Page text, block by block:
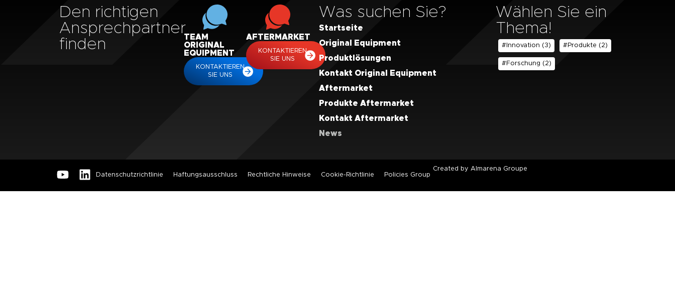
Den richtigen
Ansprechpartner
finden
TEAM
ORIGINAL
EQUIPMENT
KONTAKTIEREN
SIE UNS
AFTERMARKET
KONTAKTIEREN
SIE UNS
Was suchen Sie?
Startseite
Original Equipment
Produktlösungen
Kontakt Original Equipment
Aftermarket
Produkte Aftermarket
Kontakt Aftermarket
News
Wählen Sie ein
Thema!
#Innovation (3) #Produkte (2)
#Forschung (2)
Datenschutzrichtlinie Haftungsausschluss Rechtliche Hinweise Cookie-Richtlinie Policies Group
Created by Almarena Groupe